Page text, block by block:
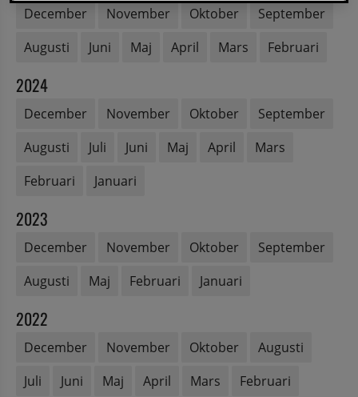
December November Oktober
September
Augusti
Juni Maj April Mars Februari
2024
December November Oktober
September
Augusti
Juli Juni Maj April
Mars
Februari
Januari
2023
December November Oktober
September
Augusti
Maj Februari Januari
2022
December November Oktober
Augusti
Juli
Juni Maj April Mars
Februari